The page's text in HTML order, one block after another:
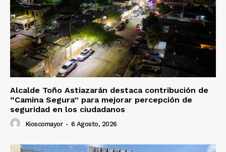
Alcalde Toño Astiazarán destaca contribución de
“Camina Segura” para mejorar percepción de
seguridad en los ciudadanos
Kioscomayor - 6 Agosto, 2026